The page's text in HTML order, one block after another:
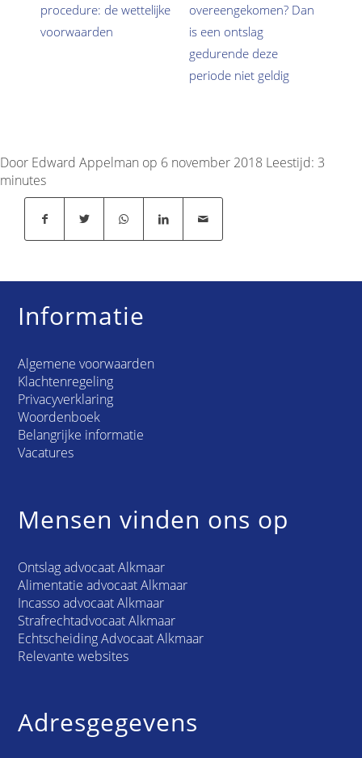
procedure: de wettelijke
voorwaarden
overeengekomen? Dan
is een ontslag
gedurende deze
periode niet geldig
Door Edward Appelman op 6 november 2018 Leestijd: 3
minutes
Informatie
Algemene voorwaarden
Klachtenregeling
Privacyverklaring
Woordenboek
Belangrijke informatie
Vacatures
Mensen vinden ons op
Ontslag advocaat Alkmaar
Alimentatie advocaat Alkmaar
Incasso advocaat Alkmaar
Strafrechtadvocaat Alkmaar
Echtscheiding Advocaat Alkmaar
Relevante websites
Adresgegevens